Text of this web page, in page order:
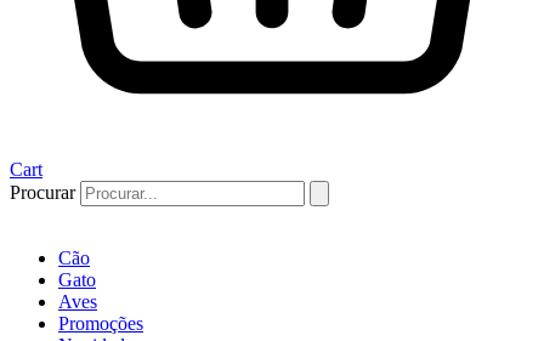
Cart
Procurar
Cão
Gato
Aves
Promoções